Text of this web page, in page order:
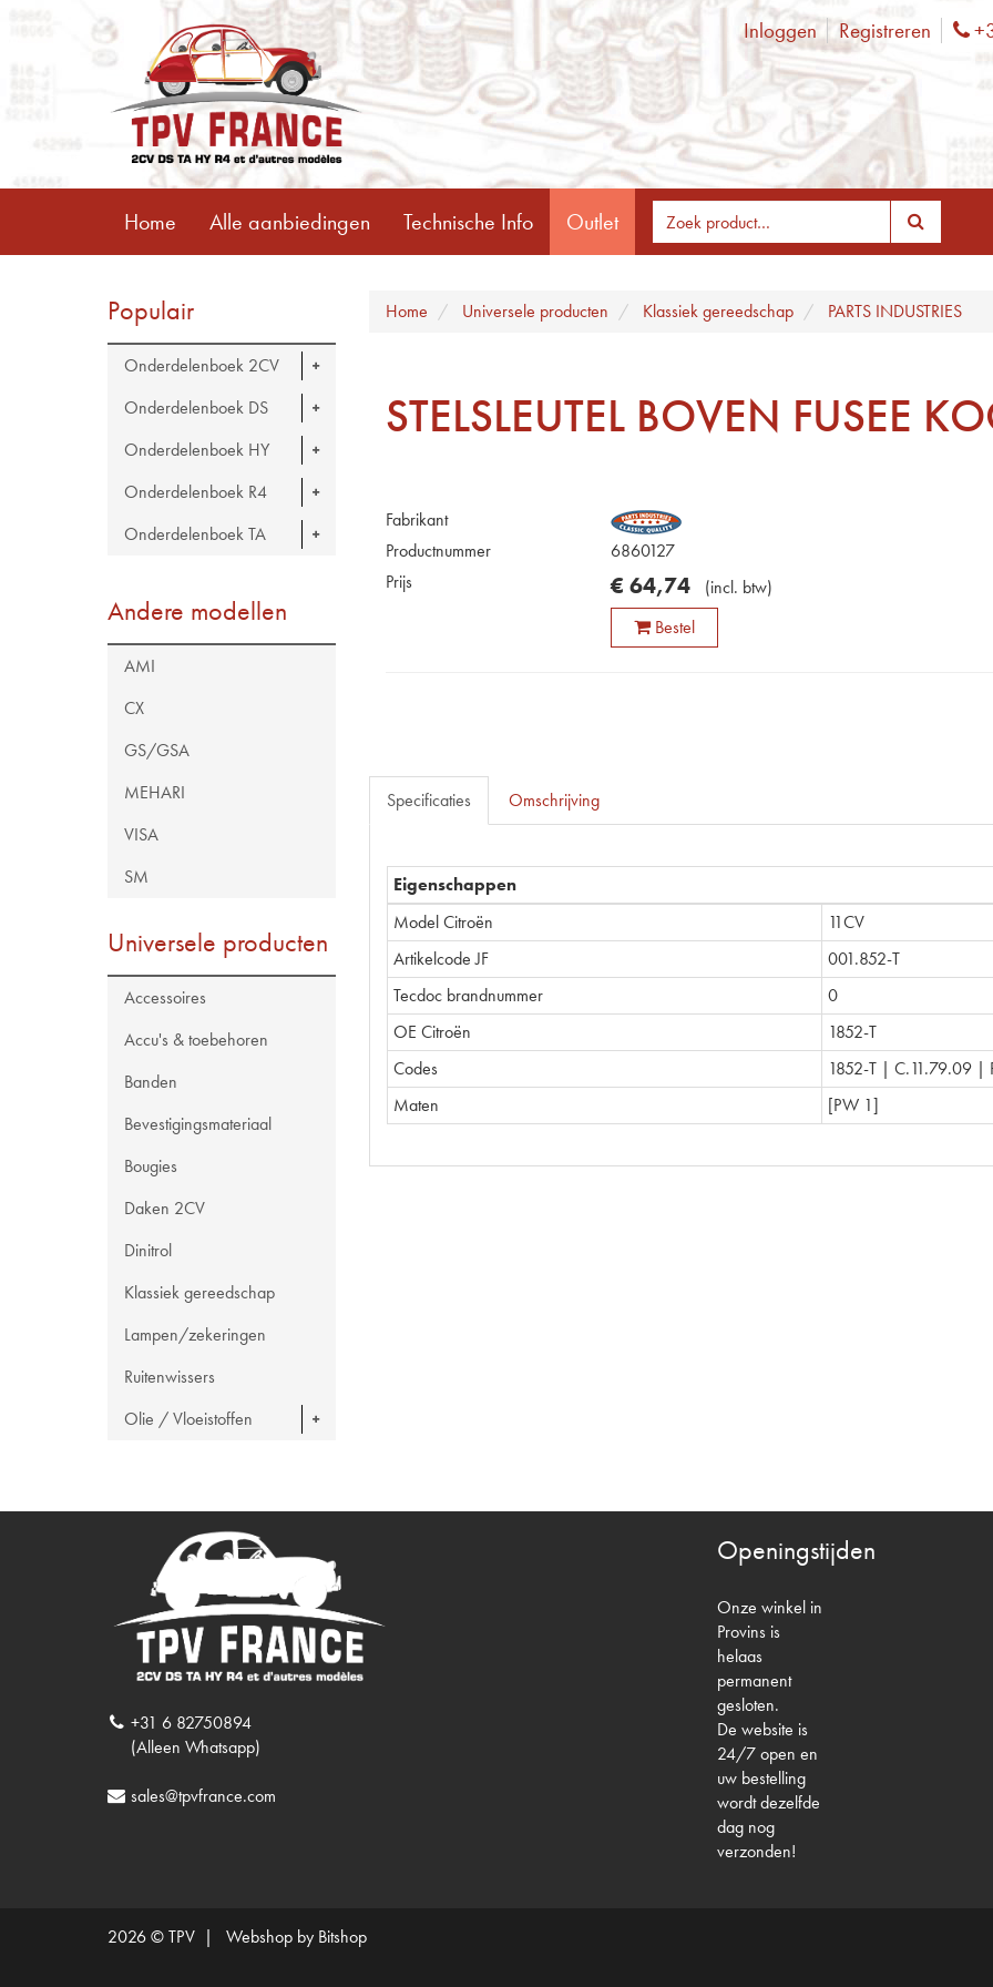
Inloggen Registreren
Home Alle aanbiedingen Technische Info Outlet
Populair
Onderdelenboek 2CV
Onderdelenboek DS
Onderdelenboek HY
Onderdelenboek R4
Onderdelenboek TA
Andere modellen
AMI
CX
GS/GSA
MEHARI
VISA
SM
Universele producten
Accessoires
Accu's & toebehoren
Banden
Bevestigingsmateriaal
Bougies
Daken 2CV
Dinitrol
Klassiek gereedschap
Lampen/zekeringen
Ruitenwissers
Olie / Vloeistoffen
Home Universele producten Klassiek gereedschap PARTS INDUSTRIES
STELSLEUTEL BOVEN FUSEE
Fabrikant
Productnummer
6860127
Prijs
€ 64,74 (incl. btw)
Bestel
Specificaties Omschrijving
Eigenschappen
Model Citroën
11CV
Artikelcode JF
001.852-T
Tecdoc brandnummer
0
OE Citroën
1852-T
Codes
1852-T | C.11.79.09 |
Maten
[PW 1]
+31 6 82750894
(Alleen Whatsapp)
sales@tpvfrance.com
Openingstijden
Onze winkel in
Provins is
helaas
permanent
gesloten.
De website is
24/7 open en
uw bestelling
wordt dezelfde
dag nog
verzonden!
2026 © TPV | Webshop by Bitshop